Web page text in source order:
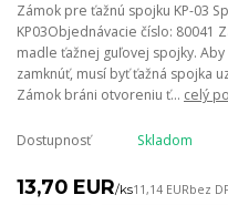
Zámok pre ťažnú spojku KP-03
KP03Objednávacie číslo: 80041
madle ťažnej guľovej spojky.
zamknúť, musí byť ťažná spojka
Zámok bráni otvoreniu ť... celý
Dostupnosť Skladom
13,70 EUR/ks11,14 EURbez